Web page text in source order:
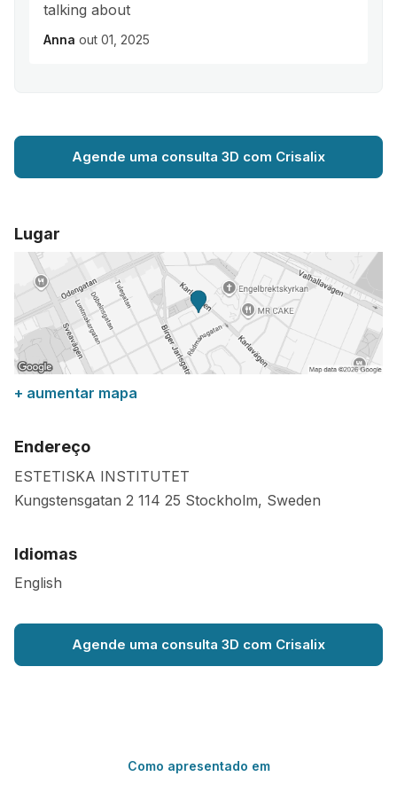
talking about
Anna out 01, 2025
Agende uma consulta 3D com Crisalix
Lugar
+ aumentar mapa
Endereço
ESTETISKA INSTITUTET
Kungstensgatan 2 114 25 Stockholm, Sweden
Idiomas
English
Agende uma consulta 3D com Crisalix
Como apresentado em